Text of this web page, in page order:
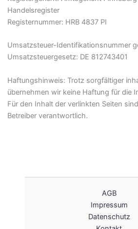
Handelsregister
Registernummer: HRB 4837 PI
Umsatzsteuer-Identifikationsnummer
Umsatzsteuergesetz: DE 812743401
Haftungshinweis: Trotz sorgfältiger
übernehmen wir keine Haftung für die
Für den Inhalt der verlinkten Seiten
Betreiber verantwortlich.
AGB
Impressum
Datenschutz